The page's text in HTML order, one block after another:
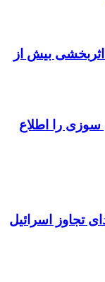
اثربخشی بیش از
را اطلاع
تجاوز اسرائیل